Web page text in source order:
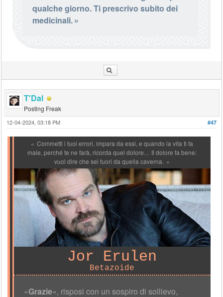
qualche giorno. Ti prescrivo subito dei
medicinali.
T'Dal
Posting Freak
#47
12-04-2024, 03:18 PM
Commetti i tuoi errori, impara da essi, e quando la vita ti fa
male, perché te ne farà, ricorda quel dolore… Il dolore fa bene:
vuol dire che sei fuori da quella caverna.
Jor Erulen
Betazoide
«Grazie», risposi con un sospiro di sollievo,